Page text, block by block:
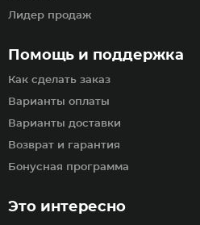
Помощь и поддержка
Как сделать заказ
Варианты оплаты
Варианты доставки
Возврат и гарантия
Бонусная программа
Лидер продаж
Это интересно